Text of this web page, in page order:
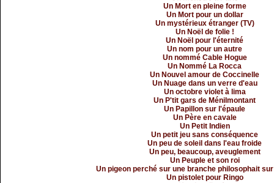
Un Mort en pleine forme
Un Mort pour un dollar
Un mystérieux étranger (TV)
Un Noël de folie !
Un Noël pour l'éternité
Un nom pour un autre
Un nommé Cable Hogue
Un Nommé La Rocca
Un Nouvel amour de Coccinelle
Un Nuage dans un verre d'eau
Un octobre violet à lima
Un P'tit gars de Ménilmontant
Un Papillon sur l'épaule
Un Père en cavale
Un Petit Indien
Un petit jeu sans conséquence
Un peu de soleil dans l'eau froide
Un peu, beaucoup, aveuglement
Un Peuple et son roi
Un pigeon perché sur une branche philosophait
Un pistolet pour Ringo